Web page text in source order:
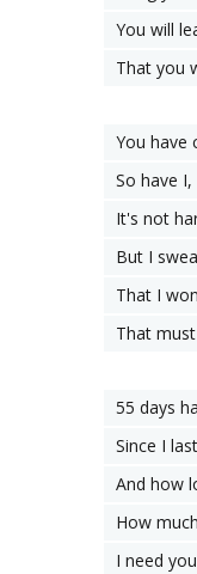
You will
That you
You have
So have I,
It's not
But I
That I
That
55 days
Since I
And how
How
I need